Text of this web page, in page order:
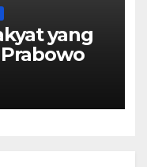
yang